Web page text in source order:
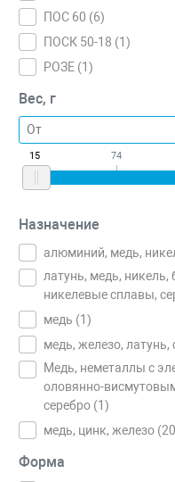
ПОС 60 (6)
ПОСК 50-18 (1 )
РОЗЕ (1 )
Вес, г
15 74
Назначение
алюминий, медь,
латунь, медь,
никелевые сплавы,
медь (1 )
медь, железо, латунь,
Медь, неметаллы с
оловянно-
серебро (1 )
медь, цинк, железо (20
Форма